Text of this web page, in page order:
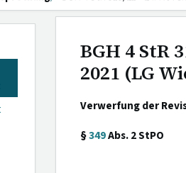
BGH 4 StR
2021 (LG
Verwerfung der
§349Abs. 2 StPO